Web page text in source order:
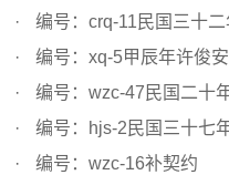
编号：crq-11民国三十
编号：xq-5甲辰年许俊
编号：wzc-47民国二十
编号：hjs-2民国三十七
编号：wzc-16补契约